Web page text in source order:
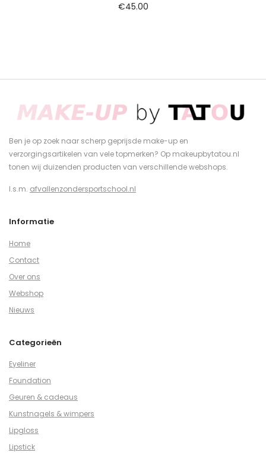
€45.00
Ben je op zoek naar scherp geprijsde make-up en
verzorgingsartikelen van vele topmerken? Op makeupbytatou.nl
tonen wij duizenden producten van verschillende webshops.
I.s.m. afvallenzondersportschool.nl
Informatie
Home
Contact
Over ons
Webshop
Nieuws
Categorieën
Eyeliner
Foundation
Geuren & cadeaus
Kunstnagels & wimpers
Lipgloss
Lipstick